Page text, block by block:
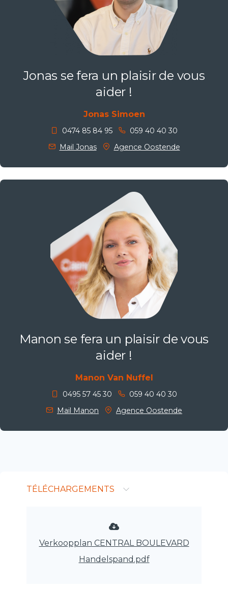
Jonas se fera un plaisir de vous
aider !
Jonas Simoen
0474 85 84 95
059 40 40 30
Mail Jonas
Agence Oostende
Manon se fera un plaisir de vous
aider !
Manon Van Nuffel
0495 57 45 30
059 40 40 30
Mail Manon
Agence Oostende
TÉLÉCHARGEMENTS
Verkoopplan CENTRAL BOULEVARD
Handelspand.pdf